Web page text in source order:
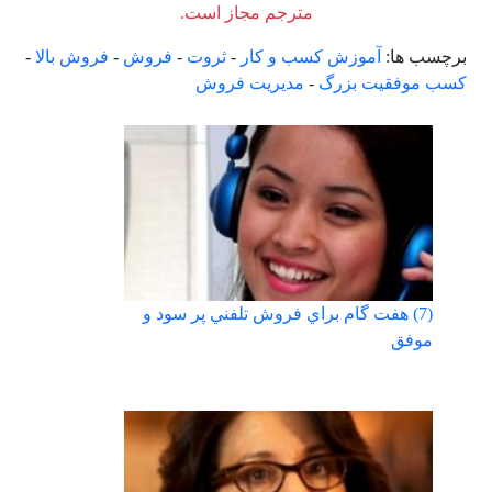
مترجم مجاز است.
برچسب ها: آموزش کسب و کار - ثروت - فروش - فروش بالا-
کسب موفقیت بزرگ - مدیریت فروش
(7) هفت گام براي فروش تلفني پر سود و
موفق